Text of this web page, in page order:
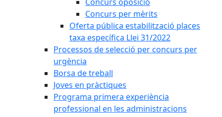
Concurs per mèrits
Oferta pública estabilització places
taxa específica Llei 31/2022
Processos de selecció per concurs per
urgència
Borsa de treball
Joves en pràctiques
Programa primera experiència
professional en les administracions